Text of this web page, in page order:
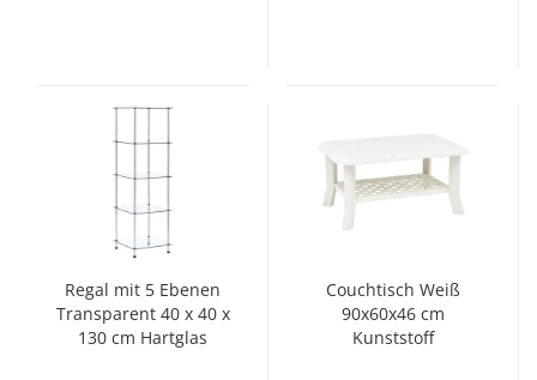
Regal mit 5 Ebenen
Transparent 40 x 40 x
130 cm Hartglas
Couchtisch Weiß
90x60x46 cm
Kunststoff